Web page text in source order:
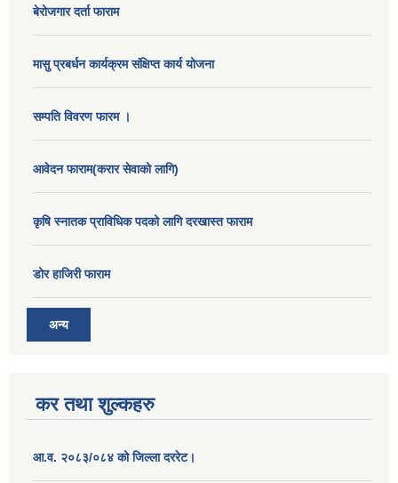
बेरोजगार दर्ता फाराम
मासु प्रबर्धन कार्यक्रम संक्षिप्त कार्य योजना
सम्पति विवरण फारम ।
आवेदन फाराम(करार सेवाको लागि)
कृषि स्नातक प्राविधिक पदको लागि दरखास्त फाराम
डोर हाजिरी फाराम
अन्य
कर तथा शुल्कहरु
आ.व. २०८३/०८४ को जिल्ला दररेट।